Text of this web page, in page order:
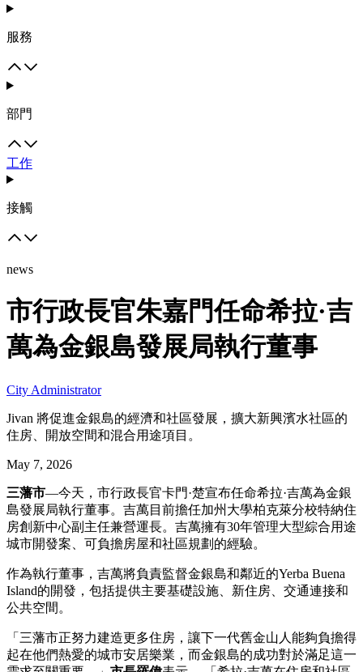
服務
部門
工作
接觸
news
市行政長官朱嘉門任命希拉·吉
萬為金銀島發展局執行董事
City Administrator
Jivan 將促進金銀島的經濟和社區發展，擴大新興濱水社區的
住房、開放空間和混合用途項目。
May 7, 2026
三藩市—今天，市行政長官卡門·楚宣布任命希拉·吉萬為金銀
島發展局執行董事。吉萬目前擔任加州大學柏克萊分校特納住
房創新中心副主任兼營運長。吉萬擁有30年管理大型綜合用途
城市開發案、可負擔房屋和社區規劃的經驗。
作為執行董事，吉萬將負責監督金銀島和鄰近的Yerba Buena
Island的開發，包括提供主要基礎設施、新住房、交通連接和
公共空間。
「三藩市正努力建造更多住房，讓下一代舊金山人能夠負擔得
起在他們熱愛的城市安居樂業，而金銀島的成功對於滿足這一